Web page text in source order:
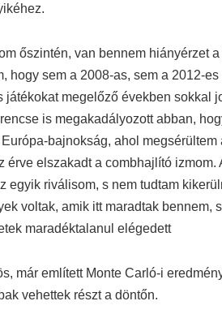
őszintén, van bennem hiányérzet
hogy sem a 2008-as, sem a 2012-
játékokat megelőző években sokkal
is megakadályozott abban,
bajnokság, ahol
érve elszakadt a combhajlító
egyik riválisom, s nem tudtam
voltak, amik itt maradtak bennem,
maradéktalanul elégedett
már említett Monte Carló-i
vehettek részt a döntőn.